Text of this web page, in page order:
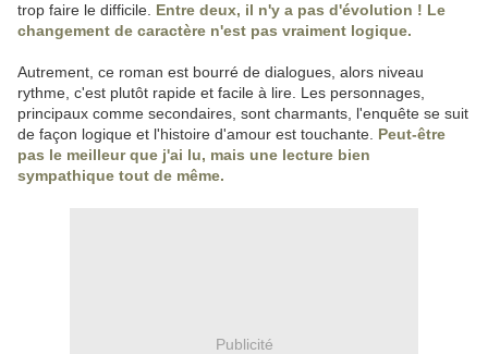
trop faire le difficile. Entre deux, il n'y a pas d'évolution ! Le
changement de caractère n'est pas vraiment logique.
Autrement, ce roman est bourré de dialogues, alors niveau
rythme, c'est plutôt rapide et facile à lire. Les personnages,
principaux comme secondaires, sont charmants, l'enquête se suit
de façon logique et l'histoire d'amour est touchante. Peut-être
pas le meilleur que j'ai lu, mais une lecture bien
sympathique tout de même.
Publicité